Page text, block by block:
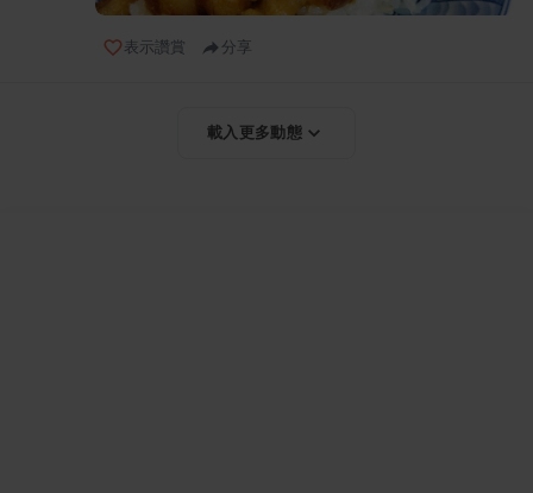
表示讚賞 分享
載入更多動態